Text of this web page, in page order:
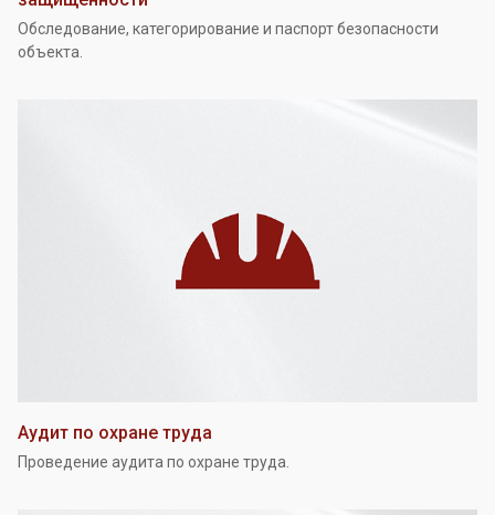
Обследование, категорирование и паспорт безопасности
объекта.
Аудит по охране труда
Проведение аудита по охране труда.